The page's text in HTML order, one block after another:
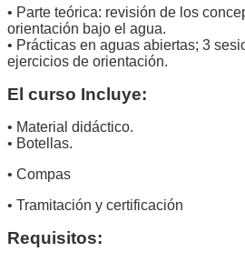
• Parte teórica: revisión de los
orientación bajo el agua.
• Prácticas en aguas abiertas; 3
ejercicios de orientación.
El curso Incluye:
• Material didáctico.
• Botellas.
• Compas
• Tramitación y certificación
Requisitos: